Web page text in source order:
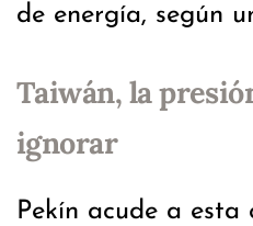
de energía, según
Taiwán, la
ignorar
Pekín acude a